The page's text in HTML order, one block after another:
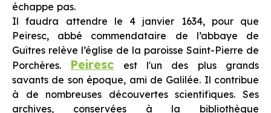
échappe pas.
Il faudra attendre le 4 janvier 1634, pour que
Peiresc, abbé commendataire de l’abbaye de
Guîtres relève l’église de la paroisse Saint-Pierre de
Porchères. Peiresc est l'un des plus grands
savants de son époque, ami de Galilée. Il contribue
à de nombreuses découvertes scientifiques. Ses
archives, conservées à la bibliothèque